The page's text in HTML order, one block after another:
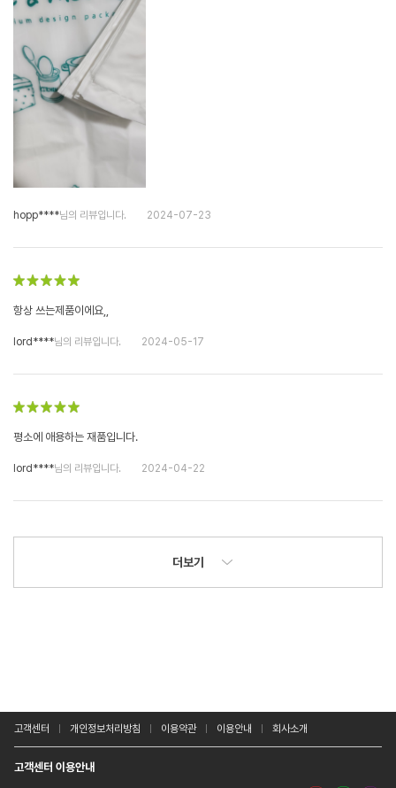
hopp****님의 리뷰입니다. 2024-07-23
항상 쓰는제품이에요,,
lord****님의 리뷰입니다. 2024-05-17
평소에 애용하는 재품입니다.
lord****님의 리뷰입니다. 2024-04-22
더보기
고객센터 개인정보처리방침 이용약관 이용안내 회사소개
고객센터 이용안내